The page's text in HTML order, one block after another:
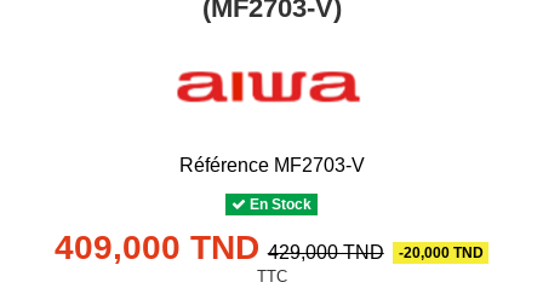
(MF2703-V)
Référence MF2703-V
En Stock
409,000 TND 429,000 TND -20,000 TND
TTC